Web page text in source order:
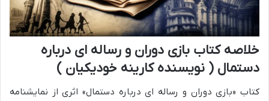
خلاصه کتاب بازی دوران و رساله ای درباره
دستمال ( نویسنده کارینه خودیکیان )
کتاب «بازی دوران و رساله ای درباره دستمال» اثری از نمایشنامه